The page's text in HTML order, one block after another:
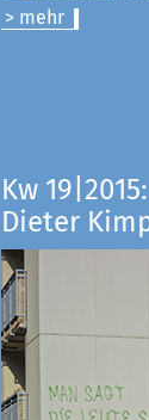
> mehr
Kw
Dieter